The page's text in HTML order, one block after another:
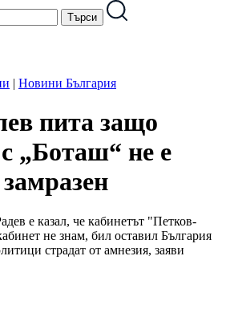
| Новини България
пита защо
„Боташ“ не е
е казал, че кабинетът "Петков-
не знам, бил оставил България
страдат от амнезия, заяви